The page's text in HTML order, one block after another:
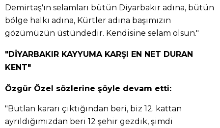
Demirtaş'ın selamları bütün Diyarbakır adına, bütün
bölge halkı adına, Kürtler adına başımızın
gözümüzün üstündedir. Kendisine selam olsun."
"DİYARBAKIR KAYYUMA KARŞI EN NET DURAN
KENT"
Özgür Özel sözlerine şöyle devam etti:
"Butlan kararı çıktığından beri, biz 12. kattan
ayrıldığımızdan beri 12 şehir gezdik, şimdi